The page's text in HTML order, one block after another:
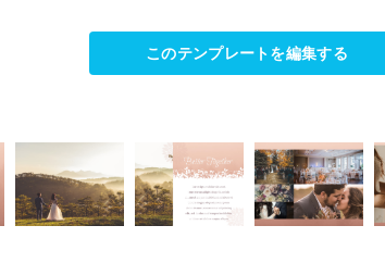
このテンプレートを編集する